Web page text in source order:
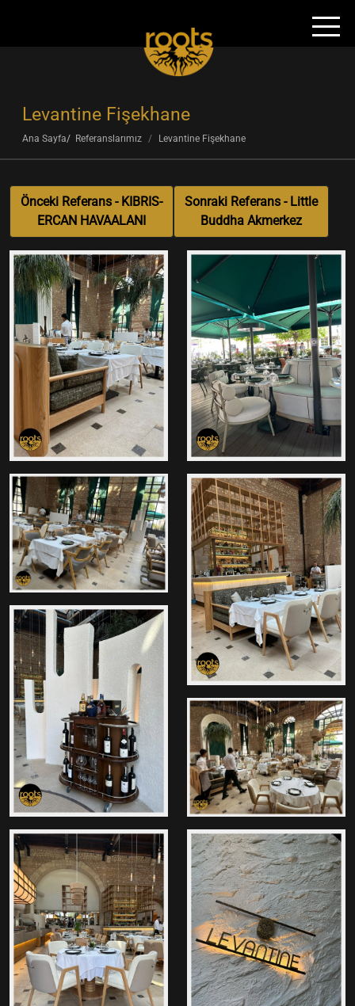
Levantine Fişekhane
Ana Sayfa Referanslarımız Levantine Fişekhane
Önceki Referans - KIBRIS-
ERCAN HAVAALANI
Sonraki Referans - Little
Buddha Akmerkez